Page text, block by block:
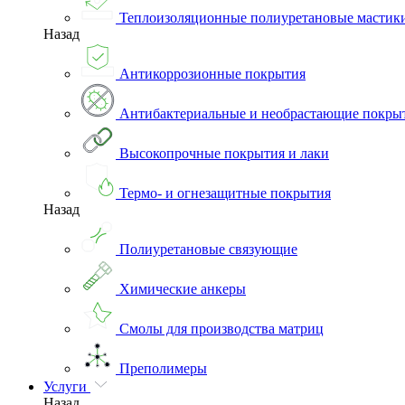
Теплоизоляционные полиуретановые
Назад
Антикоррозионные покрытия
Антибактериальные и необрастающие
Высокопрочные покрытия и лаки
Термо- и огнезащитные покрытия
Назад
Полиуретановые связующие
Химические анкеры
Смолы для производства матриц
Преполимеры
Услуги